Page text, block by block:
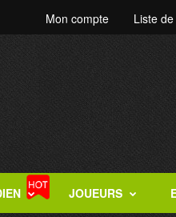
Mon compte Liste
JOUEURS